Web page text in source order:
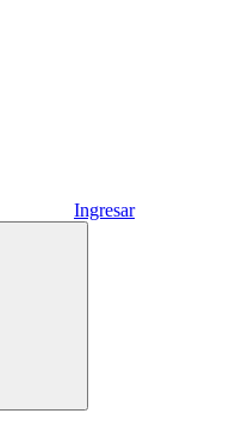
Ingresar